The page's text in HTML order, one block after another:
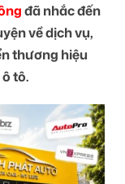
đã nhắc đến
về dịch vụ,
thương hiệu
tô.